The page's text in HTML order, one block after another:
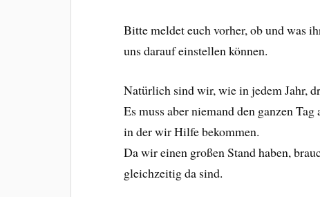
Bitte meldet euch vorher, ob und was
uns darauf einstellen können.
Natürlich sind wir, wie in jedem Jahr,
Es muss aber niemand den ganzen
in der wir Hilfe bekommen.
Da wir einen großen Stand haben,
gleichzeitig da sind.